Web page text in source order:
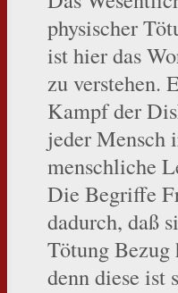
physischer
ist hier das
zu verstehen.
Kampf der
jeder Mensch
menschliche
Die Begriffe
dadurch, daß
Tötung Bezug
denn diese ist